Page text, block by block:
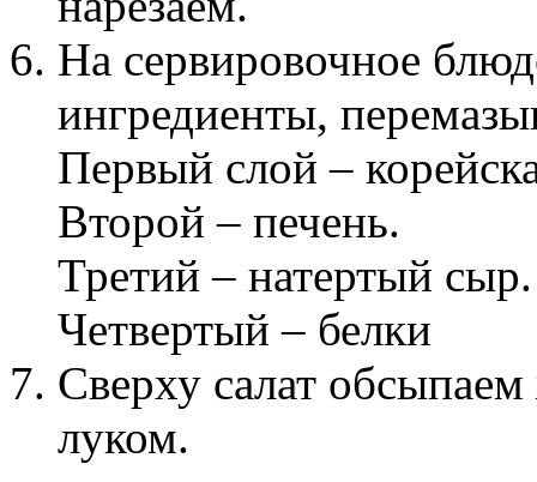
На сервировочное
ингредиенты,
Первый слой –
Второй – печень.
Третий – натертый сыр.
Четвертый – белки
Сверху салат
луком.